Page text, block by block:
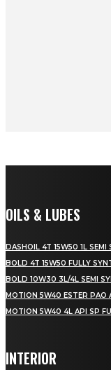
OILS & LUBES
DASHOIL 4T 15W50 1L
BOLD 4T 15W50 FULLY
BOLD 10W30 3L/4L SEMI
MOTION 5W40 ESTER PAO
MOTION 5W40 4L API SP
INTERIOR